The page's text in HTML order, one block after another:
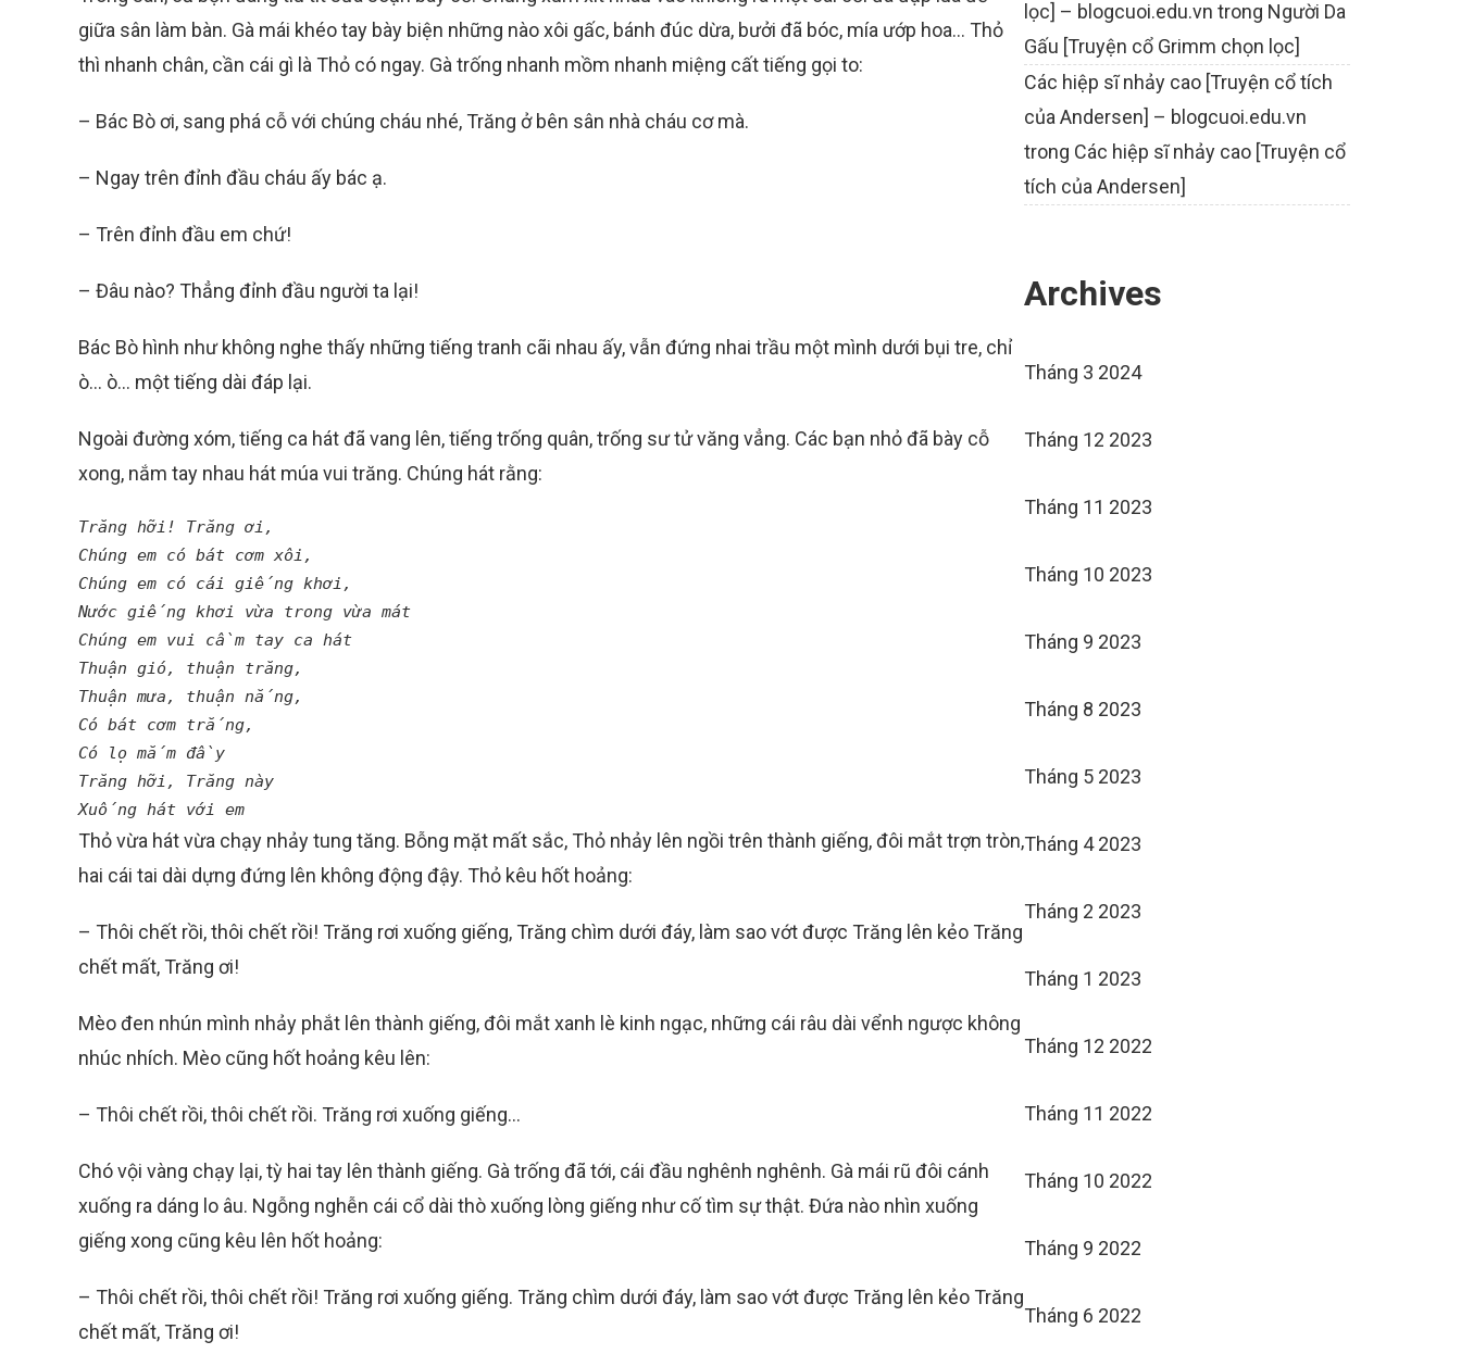
giữa sân làm bàn. Gà mái khéo tay bày biện những nào xôi gấc, bánh đúc dừa, bưởi đã bóc, mía ướp hoa… Thỏ
thì nhanh chân, cần cái gì là Thỏ có ngay. Gà trống nhanh mồm nhanh miệng cất tiếng gọi to:
– Bác Bò ơi, sang phá cỗ với chúng cháu nhé, Trăng ở bên sân nhà cháu cơ mà.
– Ngay trên đỉnh đầu cháu ấy bác ạ.
– Trên đỉnh đầu em chứ!
– Đâu nào? Thẳng đỉnh đầu người ta lại!
Bác Bò hình như không nghe thấy những tiếng tranh cãi nhau ấy, vẫn đứng nhai trầu một mình dưới bụi tre, chỉ
ò… ò… một tiếng dài đáp lại.
Ngoài đường xóm, tiếng ca hát đã vang lên, tiếng trống quân, trống sư tử văng vẳng. Các bạn nhỏ đã bày cỗ
xong, nắm tay nhau hát múa vui trăng. Chúng hát rằng:
Trăng hỡi! Trăng ơi,
Chúng em có bát cơm xôi,
Chúng em có cái giếng khơi,
Nước giếng khơi vừa trong vừa mát
Chúng em vui cầm tay ca hát
Thuận gió, thuận trăng,
Thuận mưa, thuận nắng,
Có bát cơm trắng,
Có lọ mắm đầy
Trăng hỡi, Trăng này
Xuống hát với em
Thỏ vừa hát vừa chạy nhảy tung tăng. Bỗng mặt mất sắc, Thỏ nhảy lên ngồi trên thành giếng, đôi mắt trợn tròn,
hai cái tai dài dựng đứng lên không động đậy. Thỏ kêu hốt hoảng:
– Thôi chết rồi, thôi chết rồi! Trăng rơi xuống giếng, Trăng chìm dưới đáy, làm sao vớt được Trăng lên kẻo Trăng
chết mất, Trăng ơi!
Mèo đen nhún mình nhảy phắt lên thành giếng, đôi mắt xanh lè kinh ngạc, những cái râu dài vểnh ngược không
nhúc nhích. Mèo cũng hốt hoảng kêu lên:
– Thôi chết rồi, thôi chết rồi. Trăng rơi xuống giếng…
Chó vội vàng chạy lại, tỳ hai tay lên thành giếng. Gà trống đã tới, cái đầu nghênh nghênh. Gà mái rũ đôi cánh
xuống ra dáng lo âu. Ngỗng nghễn cái cổ dài thò xuống lòng giếng như cố tìm sự thật. Đứa nào nhìn xuống
giếng xong cũng kêu lên hốt hoảng:
– Thôi chết rồi, thôi chết rồi! Trăng rơi xuống giếng. Trăng chìm dưới đáy, làm sao vớt được Trăng lên kẻo Trăng
chết mất, Trăng ơi!
lọc] – blogcuoi.edu.vn trong Người Da
Gấu [Truyện cổ Grimm chọn lọc]
Các hiệp sĩ nhảy cao [Truyện cổ tích
của Andersen] – blogcuoi.edu.vn
trong Các hiệp sĩ nhảy cao [Truyện cổ
tích của Andersen]
Archives
Tháng 3 2024
Tháng 12 2023
Tháng 11 2023
Tháng 10 2023
Tháng 9 2023
Tháng 8 2023
Tháng 5 2023
Tháng 4 2023
Tháng 2 2023
Tháng 1 2023
Tháng 12 2022
Tháng 11 2022
Tháng 10 2022
Tháng 9 2022
Tháng 6 2022